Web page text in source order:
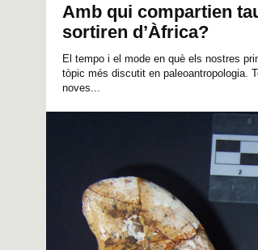
Amb qui compartien
sortiren d’Àfrica?
El tempo i el mode en què els nostres
tòpic més discutit en paleoantropologia.
noves...